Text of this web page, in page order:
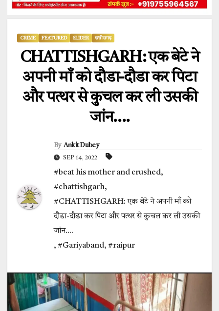
CRIME FEATURED SLIDER छत्तीसगढ़
CHATTISHGARH: एक बेटे ने
अपनी माँ को दौडा-दौडा कर पिटा
और पत्थर से कुचल कर ली उसकी
जांन….
By Ankit Dubey
SEP 14, 2022
#beat his mother and crushed,
#chattishgarh,
#CHATTISHGARH: एक बेटे ने अपनी माँ को
दौडा-दौडा कर पिटा और पत्थर से कुचल कर ली उसकी
जांन....
, #Gariyaband, #raipur